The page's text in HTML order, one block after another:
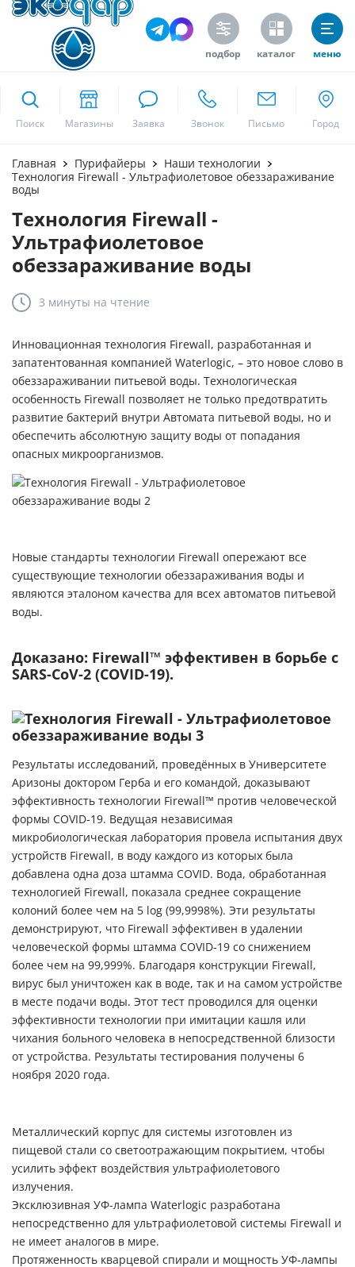
подбор каталог меню
Поиск
Москва
Главная Пурифайеры
Наши технологии
Технология Firewall - Ультрафиолетовое обеззараживание
воды
Технология Firewall -
Ультрафиолетовое
обеззараживание воды
3 минуты на чтение
Инновационная технология Firewall, разработанная и
запатентованная компанией Waterlogic, – это новое слово в
обеззараживании питьевой воды. Технологическая
особенность Firewall позволяет не только предотвратить
развитие бактерий внутри Автомата питьевой воды, но и
обеспечить абсолютную защиту воды от попадания
опасных микроорганизмов.
Новые стандарты технологии Firewall опережают все
существующие технологии обеззараживания воды и
являются эталоном качества для всех автоматов питьевой
воды.
Доказано: Firewall™ эффективен в борьбе с
SARS-CoV-2 (COVID-19).
Результаты исследований, проведённых в Университете
Аризоны доктором Герба и его командой, доказывают
эффективность технологии Firewall™ против человеческой
формы COVID-19. Ведущая независимая
микробиологическая лаборатория провела испытания двух
устройств Firewall, в воду каждого из которых была
добавлена одна доза штамма COVID. Вода, обработанная
технологией Firewall, показала среднее сокращение
колоний более чем на 5 log (99,9998%). Эти результаты
демонстрируют, что Firewall эффективен в удалении
человеческой формы штамма COVID-19 со снижением
более чем на 99,999%. Благодаря конструкции Firewall,
вирус был уничтожен как в воде, так и на самом устройстве
в месте подачи воды. Этот тест проводился для оценки
эффективности технологии при имитации кашля или
чихания больного человека в непосредственной близости
от устройства. Результаты тестирования получены 6
ноября 2020 года.
Металлический корпус для системы изготовлен из
пищевой стали со светоотражающим покрытием, чтобы
усилить эффект воздействия ультрафиолетового
излучения.
Эксклюзивная УФ-лампа Waterlogic разработана
непосредственно для ультрафиолетовой системы Firewall и
не имеет аналогов в мире.
Протяженность кварцевой спирали и мощность УФ-лампы